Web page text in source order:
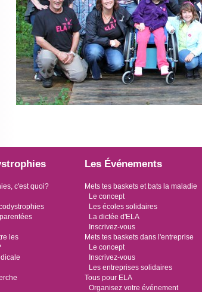
c'est quoi?
les
Les Événements
Mets tes baskets et bats la maladie
Le concept
Les écoles solidaires
La dictée d'ELA
Inscrivez-vous
Mets tes baskets dans l'entreprise
Le concept
Inscrivez-vous
Les entreprises solidaires
Tous pour ELA
Organisez votre événement